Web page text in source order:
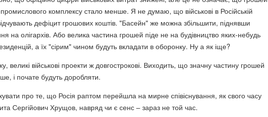
промислового комплексу стало менше. Я не думаю, що військові в Російській
дефіцит грошових коштів. "Басейн" же можна збільшити, піднявши
на олігархів. Або велика частина грошей піде не на будівництво яких-небудь
а їх "сірим" чином будуть вкладати в оборонку. Ну а як іще?
великі військові проекти ж довгострокові. Виходить, що значну частину грошей
і почате будуть доробляти.
про те, що Росія раптом перейшла на мирне співіснування, як свого часу
Сергійович Хрущов, навряд чи є сенс – зараз не той час.